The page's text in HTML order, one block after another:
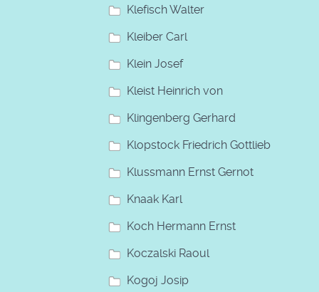
Klefisch Walter
Kleiber Carl
Klein Josef
Kleist Heinrich von
Klingenberg Gerhard
Klopstock Friedrich Gottlieb
Klussmann Ernst Gernot
Knaak Karl
Koch Hermann Ernst
Koczalski Raoul
Kogoj Josip